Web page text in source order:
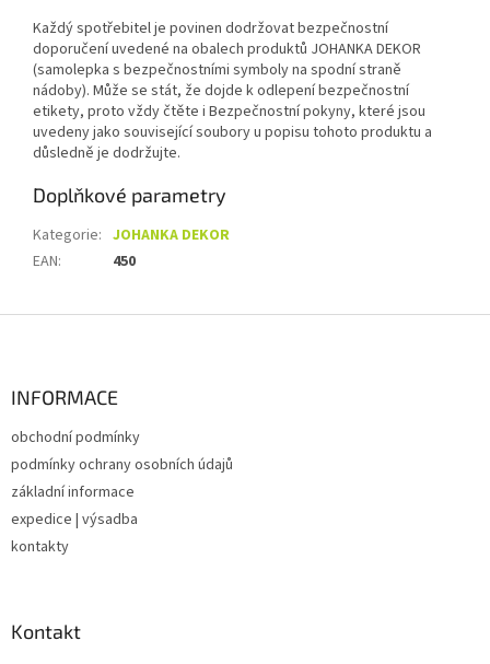
Každý spotřebitel je povinen dodržovat bezpečnostní
doporučení uvedené na obalech produktů JOHANKA DEKOR
(samolepka s bezpečnostními symboly na spodní straně
nádoby). Může se stát, že dojde k odlepení bezpečnostní
etikety, proto vždy čtěte i Bezpečnostní pokyny, které jsou
uvedeny jako související soubory u popisu tohoto produktu a
důsledně je dodržujte.
Doplňkové parametry
Kategorie: JOHANKA DEKOR
EAN: 450
INFORMACE
obchodní podmínky
podmínky ochrany osobních údajů
základní informace
expedice | výsadba
kontakty
Kontakt